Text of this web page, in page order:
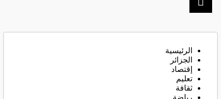
الرئيسية
الجزائر
إقتصاد
تعليم
ثقافة
رياضة